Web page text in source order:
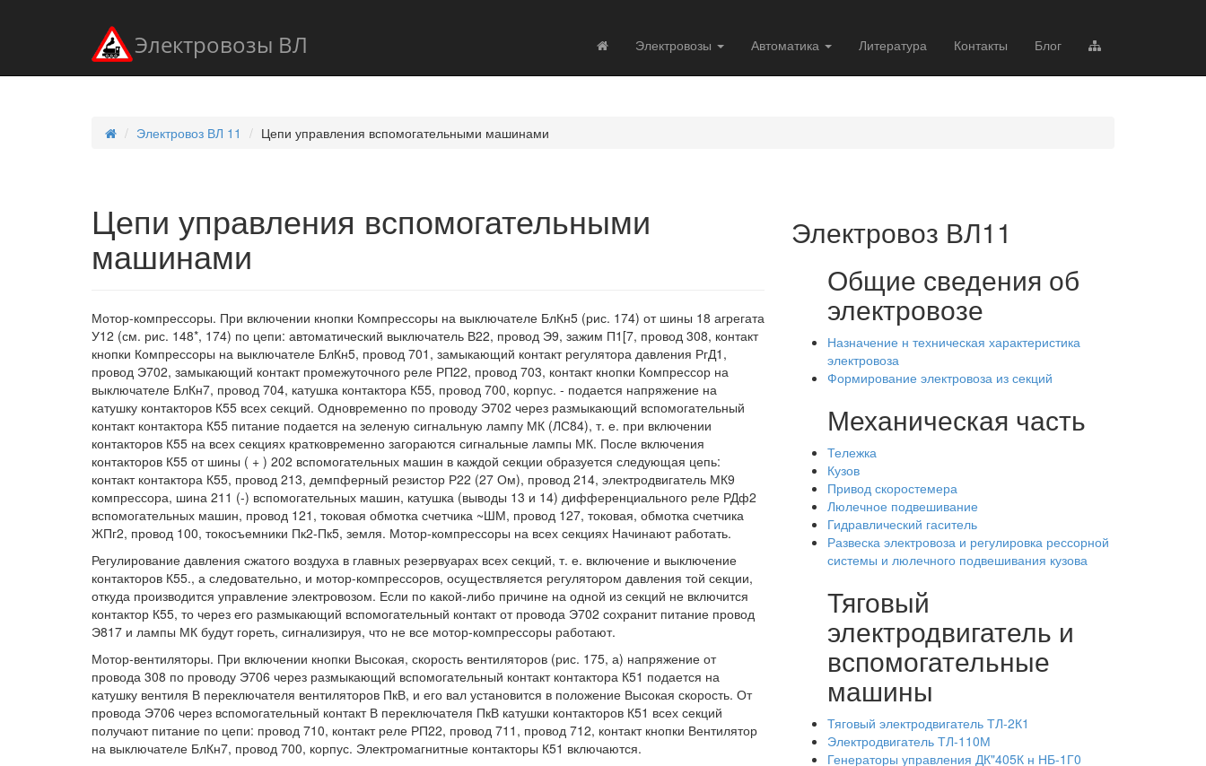
Электровозы ВЛ Электровозы Автоматика Литература Контакты Блог
Электровоз ВЛ 11 Цепи управления вспомогательными машинами
Цепи управления вспомогательными
машинами
Мотор-компрессоры. При включении кнопки Компрессоры на выключателе БлКн5 (рис. 174) от шины 18 агрегата
У12 (см. рис. 148*, 174) по цепи: автоматический выключатель В22, провод Э9, зажим П1[7, провод 308, контакт
кнопки Компрессоры на выключателе БлКн5, провод 701, замыкающий контакт регулятора давления РгД1,
провод Э702, замыкающий контакт промежуточного реле РП22, провод 703, контакт кнопки Компрессор на
выключателе БлКн7, провод 704, катушка контактора К55, провод 700, корпус. - подается напряжение на
катушку контакторов К55 всех секций. Одновременно по проводу Э702 через размыкающий вспомогательный
контакт контактора К55 питание подается на зеленую сигнальную лампу МК (ЛС84), т. е. при включении
контакторов К55 на всех секциях кратковременно загораются сигнальные лампы МК. После включения
контакторов К55 от шины ( + ) 202 вспомогательных машин в каждой секции образуется следующая цепь:
контакт контактора К55, провод 213, демпферный резистор Р22 (27 Ом), провод 214, электродвигатель МК9
компрессора, шина 211 (-) вспомогательных машин, катушка (выводы 13 и 14) дифференциального реле РДф2
вспомогательных машин, провод 121, токовая обмотка счетчика ~ШМ, провод 127, токовая, обмотка счетчика
ЖПг2, провод 100, токосъемники Пк2-Пк5, земля. Мотор-компрессоры на всех секциях Начинают работать.
Регулирование давления сжатого воздуха в главных резервуарах всех секций, т. е. включение и выключение
контакторов К55., а следовательно, и мотор-компрессоров, осуществляется регулятором давления той секции,
откуда производится управление электровозом. Если по какой-либо причине на одной из секций не включится
контактор К55, то через его размыкающий вспомогательный контакт от провода Э702 сохранит питание провод
Э817 и лампы МК будут гореть, сигнализируя, что не все мотор-компрессоры работают.
Мотор-вентиляторы. При включении кнопки Высокая, скорость вентиляторов (рис. 175, а) напряжение от
провода 308 по проводу Э706 через размыкающий вспомогательный контакт контактора К51 подается на
катушку вентиля В переключателя вентиляторов ПкВ, и его вал установится в положение Высокая скорость. От
провода Э706 через вспомогательный контакт В переключателя ПкВ катушки контакторов К51 всех секций
получают питание по цепи: провод 710, контакт реле РП22, провод 711, провод 712, контакт кнопки Вентилятор
на выключателе БлКн7, провод 700, корпус. Электромагнитные контакторы К51 включаются.
Электровоз ВЛ11
Общие сведения об
электровозе
Назначение н техническая характеристика
электровоза
Формирование электровоза из секций
Механическая часть
Тележка
Кузов
Привод скоростемера
Люлечное подвешивание
Гидравлический гаситель
Развеска электровоза и регулировка рессорной
системы и люлечного подвешивания кузова
Тяговый
электродвигатель и
вспомогательные
машины
Тяговый электродвигатель ТЛ-2К1
Электродвигатель ТЛ-110М
Генераторы управления ДК"405К н НБ-1Г0